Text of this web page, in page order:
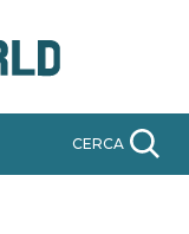
CERCA